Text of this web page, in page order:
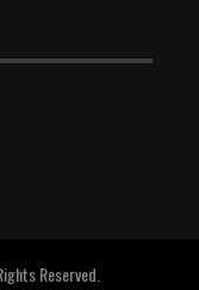
Reserved.